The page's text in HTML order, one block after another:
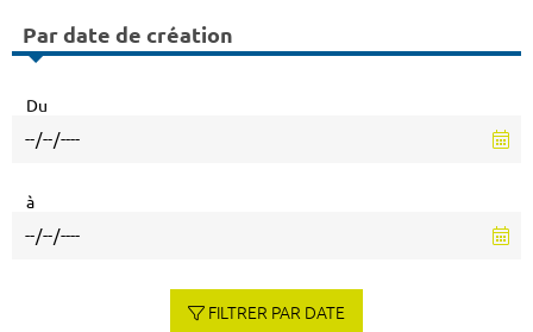
Par date de création
Du
à
FILTRER PAR DATE